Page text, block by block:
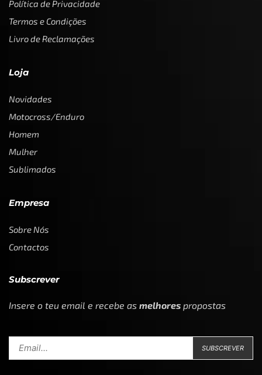
Política de Privacidade
Termos e Condições
Livro de Reclamações
Loja
Novidades
Motocross/Enduro
Homem
Mulher
Sublimados
Empresa
Sobre Nós
Contactos
Subscrever
Insere o teu email e recebe as melhores propostas